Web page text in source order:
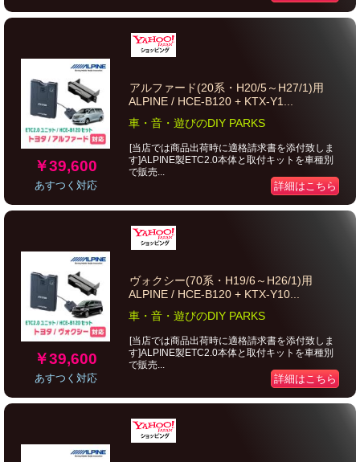
￥39,600
あすつく対応
アルファード(20系・H20/5～H27/1)用
ALPINE / HCE-B120 + KTX-Y1...
車・音・遊びのDIY PARKS
[当店では商品出荷時に適格請求書を添付致しま
す]ALPINE製ETC2.0本体と取付キットを車種別
で販売...
詳細はこちら
￥39,600
あすつく対応
ヴォクシー(70系・H19/6～H26/1)用
ALPINE / HCE-B120 + KTX-Y10...
車・音・遊びのDIY PARKS
[当店では商品出荷時に適格請求書を添付致しま
す]ALPINE製ETC2.0本体と取付キットを車種別
で販売...
詳細はこちら